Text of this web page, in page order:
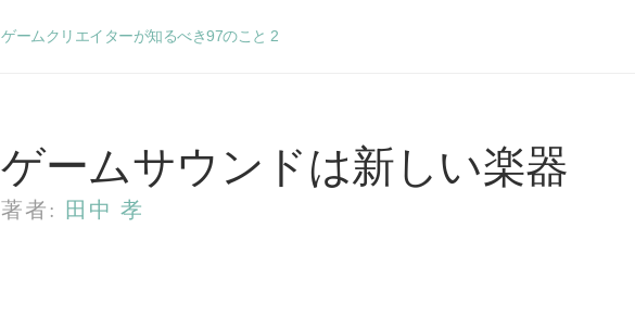
ゲームクリエイターが知るべき97のこと 2
ゲームサウンドは新しい楽器
著者: 田中 孝